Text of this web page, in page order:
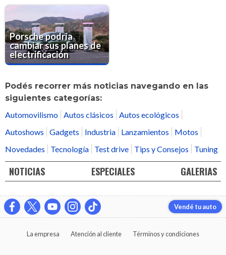
Porsche podría
cambiar sus planes de
electrificación
Podés recorrer más noticias navegando en las
siguientes categorías:
Automovilismo Autos clásicos
Autos ecológicos
Autoshows
Gadgets Industria Lanzamientos
Motos
Novedades
Tecnología Test drive Tips y Consejos Tuning
NOTICIAS ESPECIALES GALERIAS
Vendé tu auto
La empresa Atención al cliente Términos y condiciones